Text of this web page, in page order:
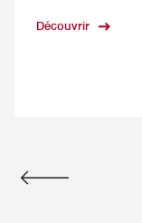
Découvrir